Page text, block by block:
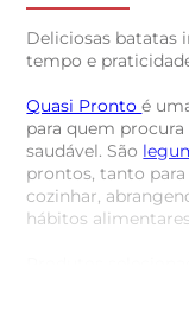
Deliciosas batatas
tempo e
Quasi Prontoé
para quem
saudável. São
prontos, tanto
cozinhar,
hábitos
Produtos
desperdício e